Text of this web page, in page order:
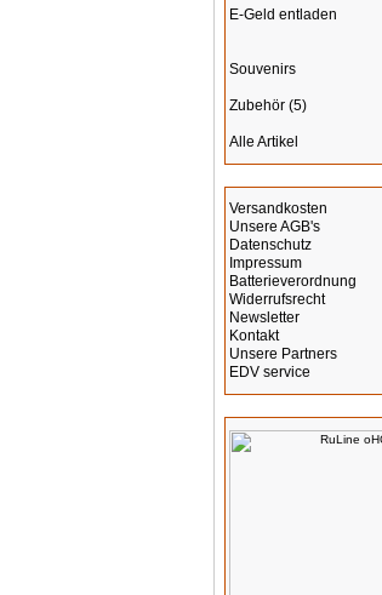
E-Geld entladen
Souvenirs
Zubehör (5)
Alle Artikel
Versandkosten
Unsere AGB's
Datenschutz
Impressum
Batterieverordnung
Widerrufsrecht
Newsletter
Kontakt
Unsere Partners
EDV service